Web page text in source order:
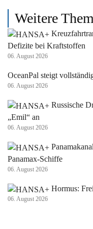
Weitere
Defizite bei Kraftstoffen
06. August 2026
OceanPal steigt
06. August 2026
Russische
„Emil“ an
06. August 2026
Panamax-Schiffe
06. August 2026
Hormus:
06. August 2026